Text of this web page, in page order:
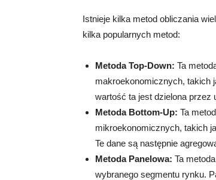
Istnieje kilka metod obliczania
kilka popularnych metod:
Metoda Top-Down: Ta
makroekonomicznych, takich
wartość ta jest dzielona przez
Metoda Bottom-Up: Ta
mikroekonomicznych, takich
Te dane są następnie
Metoda Panelowa: Ta
wybranego segmentu rynku.